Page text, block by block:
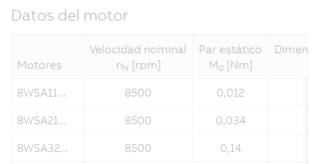
Datos del motor
Motores
Velocidad nominal
nN [rpm]
Par estático
M 0[Nm]
8WSA11... 8500
0,012
8WSA21...
8500
0,034
8WSA32...
8500
0,14